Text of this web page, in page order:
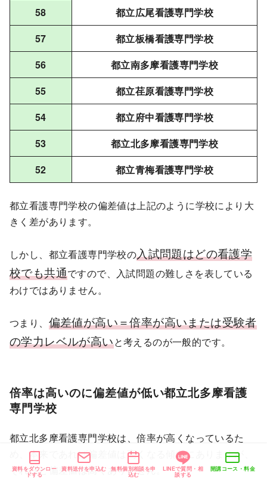
58
都立広尾看護専門学校
57
都立板橋看護専門学校
56
都立南多摩看護専門学校
55
都立荏原看護専門学校
54
都立府中看護専門学校
53
都立北多摩看護専門学校
52
都立青梅看護専門学校
都立看護専門学校の偏差値は上記のように学校により大
きく差があります。
しかし、都立看護専門学校の入試問題はどの看護学
校でも共通ですので、入試問題の難しさを表している
わけではありません。
つまり、 偏差値が高い＝倍率が高いまたは受験者
の学力レベルが高いと考えるのが一般的です。
倍率は高いのに偏差値が低い都立北多摩看護
専門学校
都立北多摩看護専門学校は、倍率が高くなっているた
め、本来であれば偏差値は高くなる傾向にありますが、
それほど偏差値は高くありません。
資料をダウンロー
ドする
資料送付を申込む 無料個別相談を申
込む
LINEで質問・相
談する
開講コース・料金